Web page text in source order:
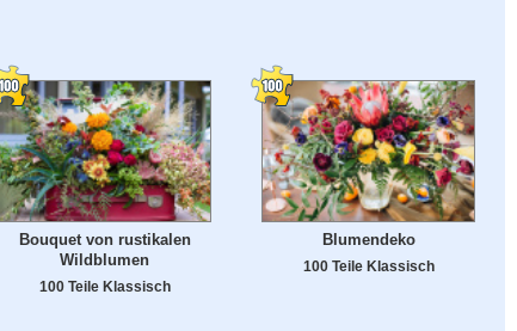
Bouquet von rustikalen
Wildblumen
100 Teile Klassisch
Blumendeko
100 Teile Klassisch